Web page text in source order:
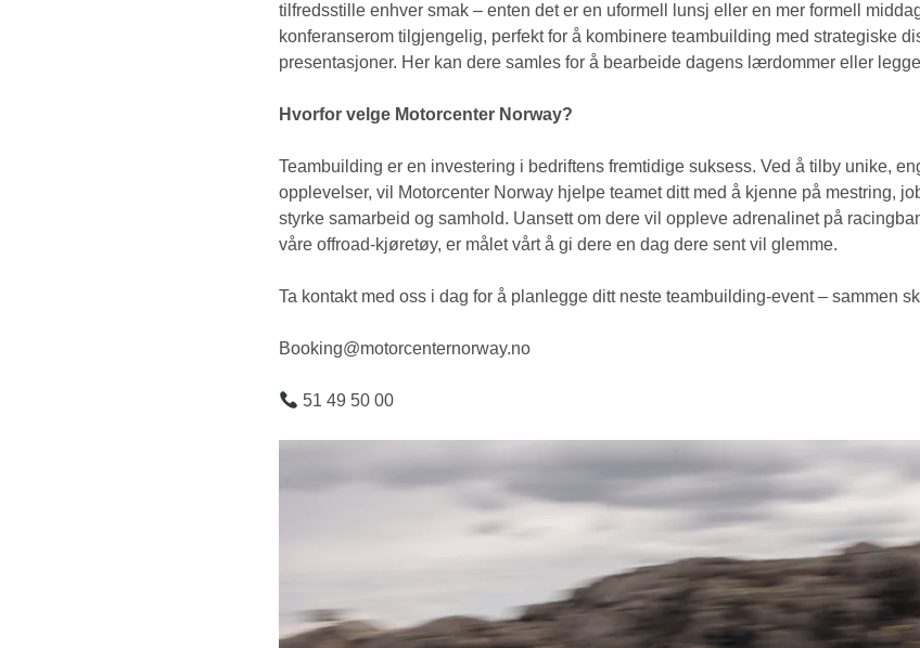
tilfredsstille enhver smak – enten det er en uformell lunsj eller en mer formell
konferanserom tilgjengelig, perfekt for å kombinere teambuilding med strategiske
presentasjoner. Her kan dere samles for å bearbeide dagens lærdommer eller
Hvorfor velge Motorcenter Norway?
Teambuilding er en investering i bedriftens fremtidige suksess. Ved å tilby unike,
opplevelser, vil Motorcenter Norway hjelpe teamet ditt med å kjenne på mestring,
styrke samarbeid og samhold. Uansett om dere vil oppleve adrenalinet på
våre offroad-kjøretøy, er målet vårt å gi dere en dag dere sent vil glemme.
Ta kontakt med oss i dag for å planlegge ditt neste teambuilding-event – sammen
Booking@motorcenternorway.no
51 49 50 00